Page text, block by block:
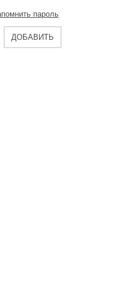
пароль
ДОБАВИТЬ